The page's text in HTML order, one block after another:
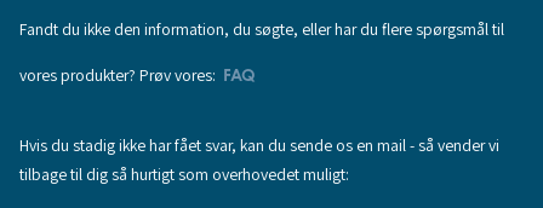
Fandt du ikke den information, du søgte, eller har du flere spørgsmål til
vores produkter? Prøv vores: FAQ
Hvis du stadig ikke har fået svar, kan du sende os en mail - så vender vi
tilbage til dig så hurtigt som overhovedet muligt: